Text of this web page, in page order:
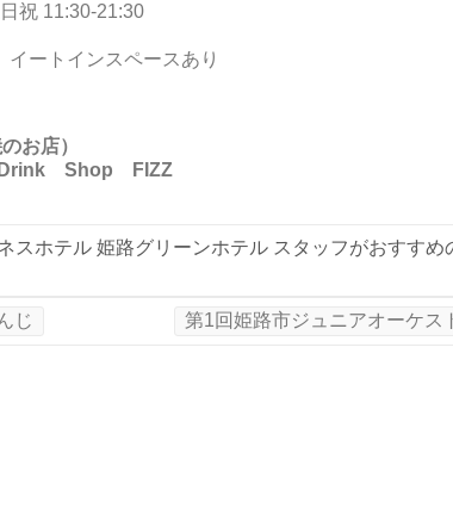
祝 11:30-21:30
ートインスペースあり
お店）
Drink Shop FIZZ
スホテル 姫路グリーンホテル スタッフがおすすめ
じ 第1回姫路市ジュニアオーケス